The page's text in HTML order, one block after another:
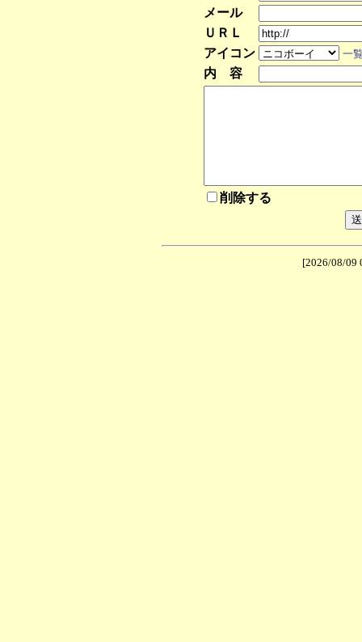
メール
ＵＲＬ
アイコン
一
内 容
削除する
[2026/08/09